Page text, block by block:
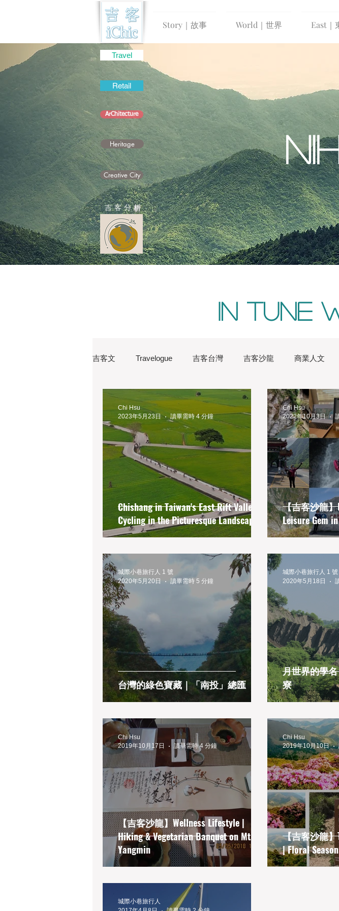
Story｜故事 World｜世界 East｜
吉 客 分析
In tune
吉客文 Travelogue 吉客台灣 吉客沙龍 商業人文
Water Lin Australia China
London Natures New York iChic Saloon Japan
Tainan Taipei Taitung
Chishang in Taiwan's East Rift Valley |
Cycling in the Picturesque Landscape
Chi Hsu
2023年5月23日
讀畢需時 4 分鐘
【吉客沙龍】
Leisure Gem
Chi Hsu
2022年10月3日
台灣的綠色寶藏｜「南投」總匯
城際小巷旅行人 1 號
2020年5月20日
讀畢需時 5 分鐘
月世界的學名
寮
城際小巷旅行人 1 號
2020年5月18日
【吉客沙龍】Wellness Lifestyle |
Hiking & Vegetarian Banquet on Mt.
Yangmin
Chi Hsu
2019年10月17日
讀畢需時 4 分鐘
【吉客沙龍】
| Floral
Chi Hsu
2019年10月10日
城際小巷旅行人
Travel
ArChitecture
Retail
Heritage
Creative City